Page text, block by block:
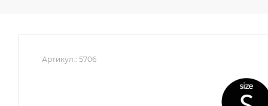
Артикул.: 5706